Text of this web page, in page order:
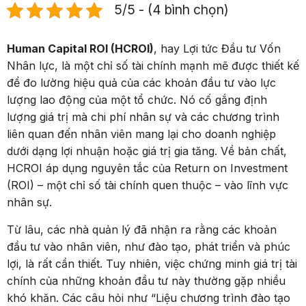
5/5 - (4 bình chọn)
Human Capital ROI (HCROI) , hay Lợi tức Đầu tư Vốn
Nhân lực, là một chỉ số tài chính mạnh mẽ được thiết kế
để đo lường hiệu quả của các khoản đầu tư vào lực
lượng lao động của một tổ chức. Nó cố gắng định
lượng giá trị mà chi phí nhân sự và các chương trình
liên quan đến nhân viên mang lại cho doanh nghiệp
dưới dạng lợi nhuận hoặc giá trị gia tăng. Về bản chất,
HCROI áp dụng nguyên tắc của Return on Investment
(ROI) – một chỉ số tài chính quen thuộc – vào lĩnh vực
nhân sự.
Từ lâu, các nhà quản lý đã nhận ra rằng các khoản
đầu tư vào nhân viên, như đào tạo, phát triển và phúc
lợi, là rất cần thiết. Tuy nhiên, việc chứng minh giá trị tài
chính của những khoản đầu tư này thường gặp nhiều
khó khăn. Các câu hỏi như “Liệu chương trình đào tạo